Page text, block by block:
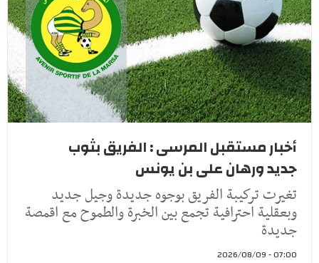
أخبار مستقبل المرسى : الفريق بثوب
جديد ورهان على بن يونس
تغيرت تركيبة الفريق بوجوه جديدة وجيل جديد
وبعقلية احترافية تجمع بين الخبرة والطموح مع اقمصة
جديدة
07:00 - 2026/08/09